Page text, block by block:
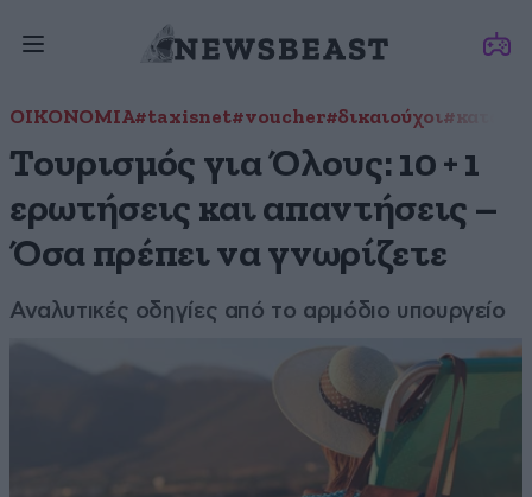
ΟΙΚΟΝΟΜΙΑ#taxisnet#voucher#δικαιούχοι
Τουρισμός για Όλους: 10 + 1
ερωτήσεις και απαντήσεις –
Όσα πρέπει να γνωρίζετε
Αναλυτικές οδηγίες από το αρμόδιο υπουργείο